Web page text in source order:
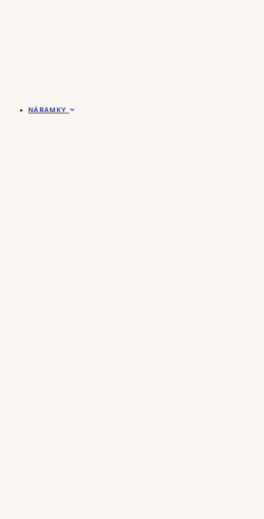
NÁRAMKY